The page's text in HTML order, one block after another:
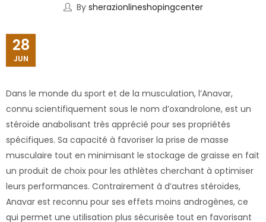
By sherazionlineshopingcenter
28
JUN
Dans le monde du sport et de la musculation, l’Anavar,
connu scientifiquement sous le nom d’oxandrolone, est un
stéroïde anabolisant très apprécié pour ses propriétés
spécifiques. Sa capacité à favoriser la prise de masse
musculaire tout en minimisant le stockage de graisse en fait
un produit de choix pour les athlètes cherchant à optimiser
leurs performances. Contrairement à d’autres stéroïdes,
Anavar est reconnu pour ses effets moins androgènes, ce
qui permet une utilisation plus sécurisée tout en favorisant